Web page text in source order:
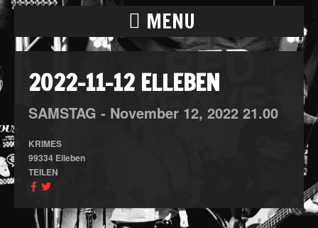
MENU
2022-11-12 ELLEBEN
SAMSTAG - November 12, 2022 21.00
KRIMES
99334 Elleben
TEILEN